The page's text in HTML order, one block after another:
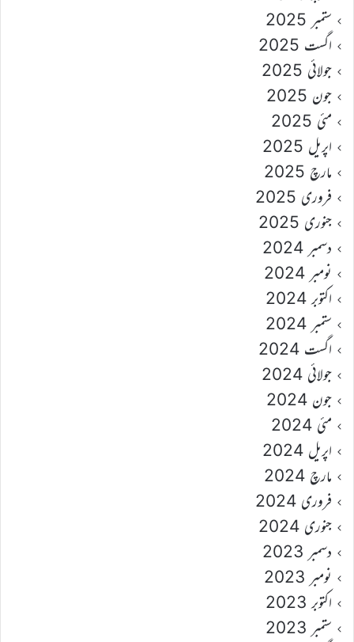
ستمبر 2025
اگست 2025
جولائی 2025
جون 2025
مئی 2025
اپریل 2025
مارچ 2025
فروری 2025
جنوری 2025
دسمبر 2024
نومبر 2024
اکتوبر 2024
ستمبر 2024
اگست 2024
جولائی 2024
جون 2024
مئی 2024
اپریل 2024
مارچ 2024
فروری 2024
جنوری 2024
دسمبر 2023
نومبر 2023
اکتوبر 2023
ستمبر 2023